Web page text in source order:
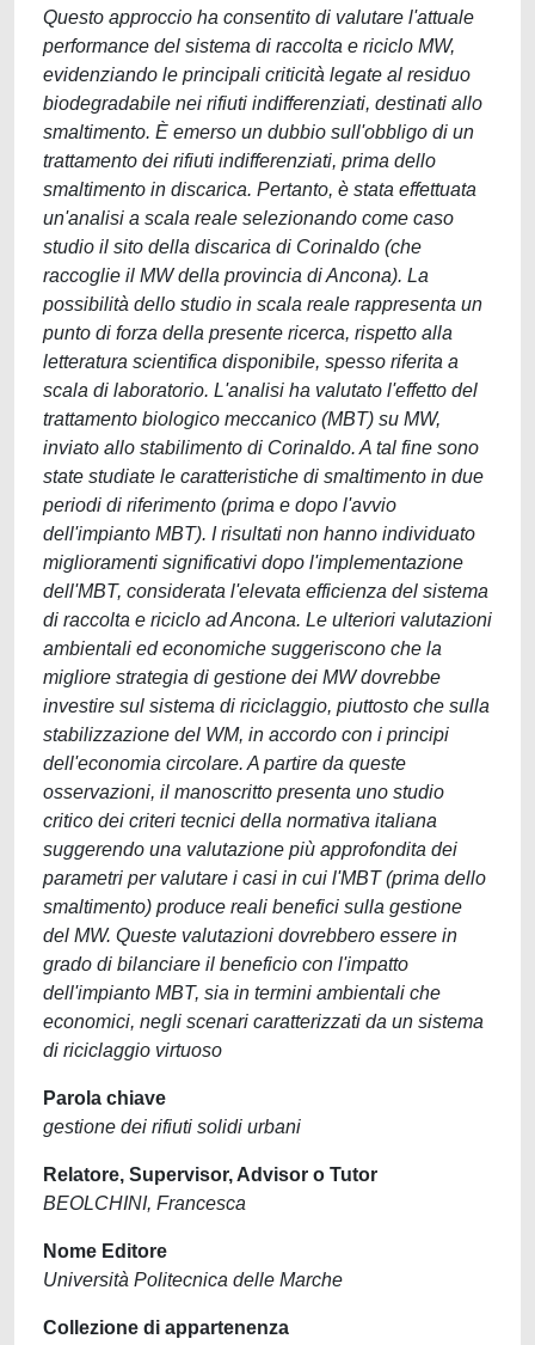
Questo approccio ha consentito di valutare l'attuale
performance del sistema di raccolta e riciclo MW,
evidenziando le principali criticità legate al residuo
biodegradabile nei rifiuti indifferenziati, destinati allo
smaltimento. È emerso un dubbio sull'obbligo di un
trattamento dei rifiuti indifferenziati, prima dello
smaltimento in discarica. Pertanto, è stata effettuata
un'analisi a scala reale selezionando come caso
studio il sito della discarica di Corinaldo (che
raccoglie il MW della provincia di Ancona). La
possibilità dello studio in scala reale rappresenta un
punto di forza della presente ricerca, rispetto alla
letteratura scientifica disponibile, spesso riferita a
scala di laboratorio. L'analisi ha valutato l'effetto del
trattamento biologico meccanico (MBT) su MW,
inviato allo stabilimento di Corinaldo. A tal fine sono
state studiate le caratteristiche di smaltimento in due
periodi di riferimento (prima e dopo l'avvio
dell'impianto MBT). I risultati non hanno individuato
miglioramenti significativi dopo l'implementazione
dell'MBT, considerata l'elevata efficienza del sistema
di raccolta e riciclo ad Ancona. Le ulteriori valutazioni
ambientali ed economiche suggeriscono che la
migliore strategia di gestione dei MW dovrebbe
investire sul sistema di riciclaggio, piuttosto che sulla
stabilizzazione del WM, in accordo con i principi
dell'economia circolare. A partire da queste
osservazioni, il manoscritto presenta uno studio
critico dei criteri tecnici della normativa italiana
suggerendo una valutazione più approfondita dei
parametri per valutare i casi in cui l'MBT (prima dello
smaltimento) produce reali benefici sulla gestione
del MW. Queste valutazioni dovrebbero essere in
grado di bilanciare il beneficio con l'impatto
dell'impianto MBT, sia in termini ambientali che
economici, negli scenari caratterizzati da un sistema
di riciclaggio virtuoso
Parola chiave
gestione dei rifiuti solidi urbani
Relatore, Supervisor, Advisor o Tutor
BEOLCHINI, Francesca
Nome Editore
Università Politecnica delle Marche
Collezione di appartenenza